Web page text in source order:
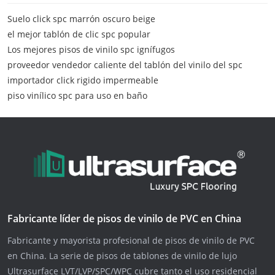
Suelo click spc marrón oscuro beige
el mejor tablón de clic spc popular
Los mejores pisos de vinilo spc ignífugos
proveedor vendedor caliente del tablón del vinilo del spc
importador click rigido impermeable
piso vinílico spc para uso en baño
Fabricante líder de pisos de vinilo de PVC en China
Fabricante y mayorista profesional de pisos de vinilo de PVC
en China. La serie de pisos de tablones de vinilo de lujo
Ultrasurface LVT/LVP/SPC/WPC cubre tanto el uso residencial